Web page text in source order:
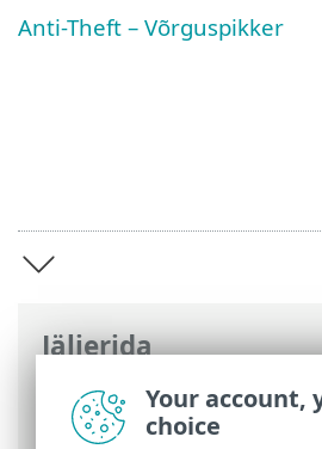
Jäljerida
ESET-i veebispikker>
HOME sissejuhatus
Anti-Theft – Võrguspikker
Your account,
choice